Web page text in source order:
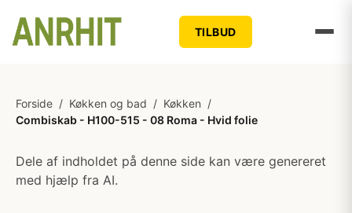
TILBUD
Forside / Køkken og bad / Køkken /
Combiskab - H100-515 - 08 Roma - Hvid folie
Dele af indholdet på denne side kan være genereret
med hjælp fra AI.